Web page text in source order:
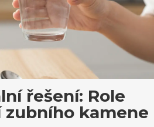
řešení: Role
zubního kamene